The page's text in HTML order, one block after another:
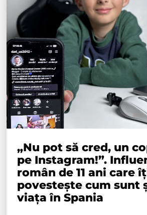
„Nu pot să cred, un
pe Instagram!”.
român de 11 ani care
povestește cum sunt
viața în Spania